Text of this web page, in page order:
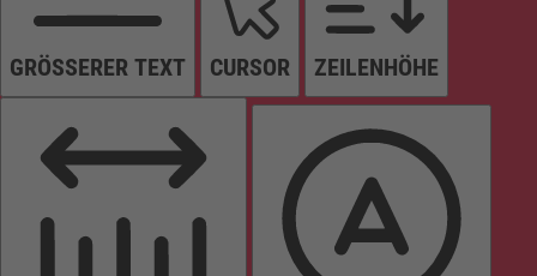
GRÖSSERER TEXT CURSOR ZEILENHÖHE